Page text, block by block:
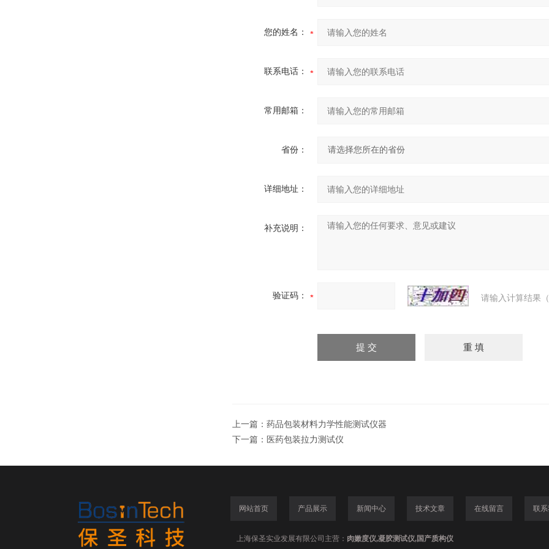
您的姓名：
联系电话：
常用邮箱：
省份：
详细地址：
补充说明：
验证码： 请输入计算结果
上一篇： 药品包装材料力学性能测试仪器
下一篇： 医药包装拉力测试仪
网站首页 产品展示 新闻中心 技术文章 在线留言 联
上海保圣实业发展有限公司主营： 肉嫩度仪,凝胶测试仪,国产质构仪